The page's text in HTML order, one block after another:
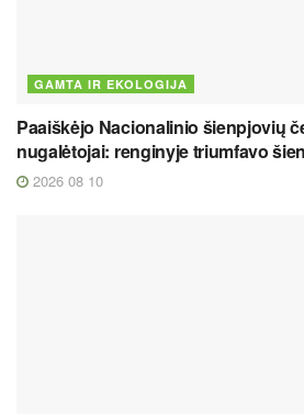
GAMTA IR EKOLOGIJA
Paaiškėjo Nacionalinio šienpjovių
nugalėtojai: renginyje triumfavo
2026 08 10